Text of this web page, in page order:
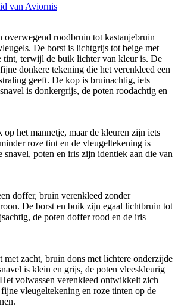
van Aviornis
overwegend roodbruin tot kastanjebruin
De borst is lichtgrijs tot beige met
tint, terwijl de buik lichter van kleur is. De
donkere tekening die het verenkleed een
geeft. De kop is bruinachtig, iets
is donkergrijs, de poten roodachtig en
het mannetje, maar de kleuren zijn iets
roze tint en de vleugeltekening is
poten en iris zijn identiek aan die van
doffer, bruin verenkleed zonder
De borst en buik zijn egaal lichtbruin tot
de poten doffer rood en de iris
zacht, bruin dons met lichtere onderzijde
is klein en grijs, de poten vleeskleurig
volwassen verenkleed ontwikkelt zich
vleugeltekening en roze tinten op de